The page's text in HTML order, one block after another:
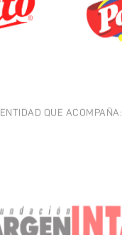
ENTIDAD QUE ACOMPAÑA: